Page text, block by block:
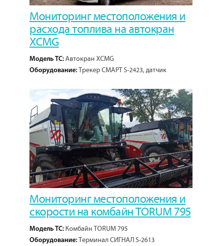
Мониторинг местоположения и
расхода топлива на автокран
XCMG
Модель ТС: Автокран XCMG
Оборудование: Трекер СМАРТ S-2423, датчик
Кол-во проектов:1
Мониторинг местоположения и
скорости на комбайн TORUM 795
Модель ТС: Комбайн TORUM 795
Оборудование: Терминал СИГНАЛ S-2613